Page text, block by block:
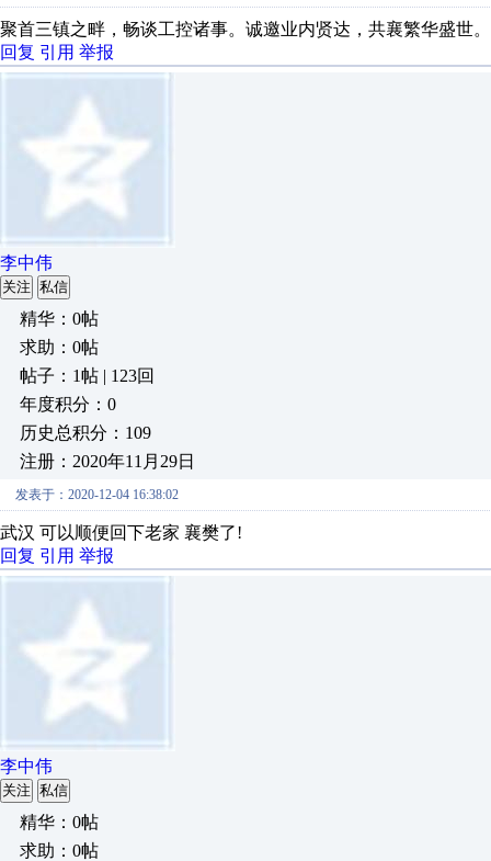
聚首三镇之畔，畅谈工控诸事。诚邀业内贤达，共襄繁华盛世。
回复 引用 举报
李中伟
关注 私信
精华：0帖
求助：0帖
帖子：1帖 | 123回
年度积分：0
历史总积分：109
注册：2020年11月29日
发表于：2020-12-04 16:38:02
武汉 可以顺便回下老家 襄樊了!
回复 引用 举报
李中伟
关注 私信
精华：0帖
求助：0帖